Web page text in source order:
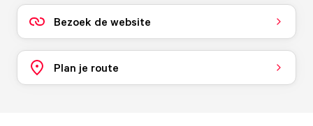
Bezoek de website
Plan je route